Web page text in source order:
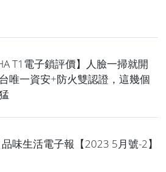
T1電子鎖評價】人臉一掃就開
唯一資安+防火雙認證，這幾個
味生活電子報【2023 5月號-2】